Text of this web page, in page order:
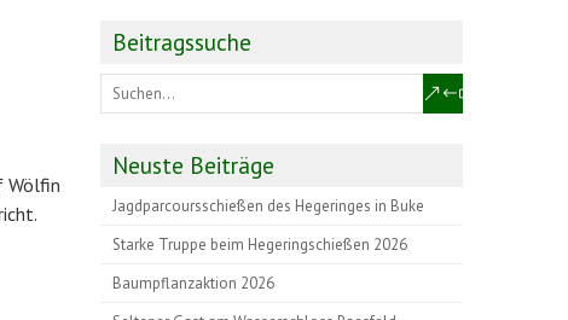
Wölfin
Beitragssuche
Neuste Beiträge
Jagdparcoursschießen des Hegeringes in Buke
Starke Truppe beim Hegeringschießen 2026
Baumpflanzaktion 2026